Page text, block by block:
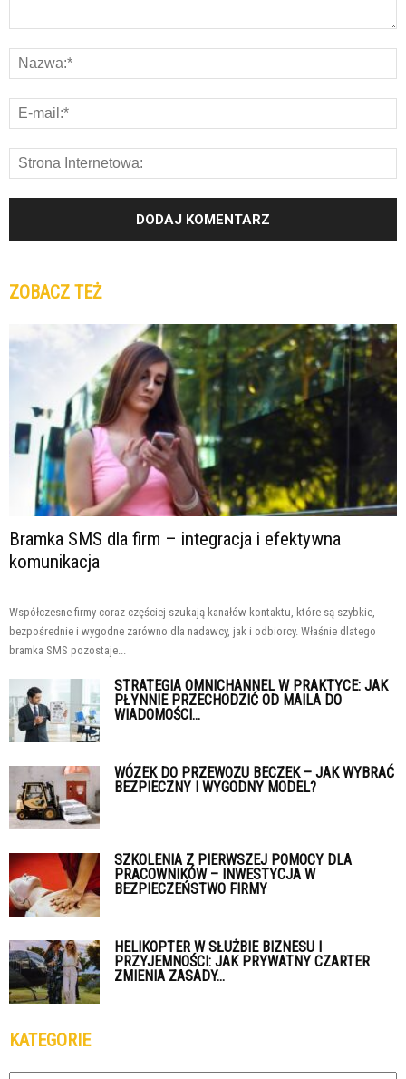
ZOBACZ TEŻ
Bramka SMS dla firm – integracja i efektywna
komunikacja
Współczesne firmy coraz częściej szukają kanałów kontaktu, które są szybkie,
bezpośrednie i wygodne zarówno dla nadawcy, jak i odbiorcy. Właśnie dlatego
bramka SMS pozostaje...
STRATEGIA OMNICHANNEL W PRAKTYCE: JAK
PŁYNNIE PRZECHODZIĆ OD MAILA DO
WIADOMOŚCI...
WÓZEK DO PRZEWOZU BECZEK – JAK WYBRAĆ
BEZPIECZNY I WYGODNY MODEL?
SZKOLENIA Z PIERWSZEJ POMOCY DLA
PRACOWNIKÓW – INWESTYCJA W
BEZPIECZEŃSTWO FIRMY
HELIKOPTER W SŁUŻBIE BIZNESU I
PRZYJEMNOŚCI: JAK PRYWATNY CZARTER
ZMIENIA ZASADY...
KATEGORIE
Kategorie